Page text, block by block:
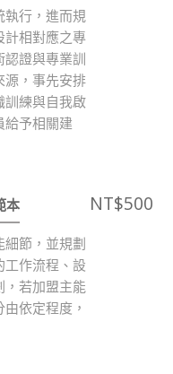
執行，進而規
計相對應之專
認證與專業訓
源，事先安排
訓練與自我啟
給予相關建
本 NT$500
細節，並規劃
工作流程、設
，若加盟主能
依定程度，